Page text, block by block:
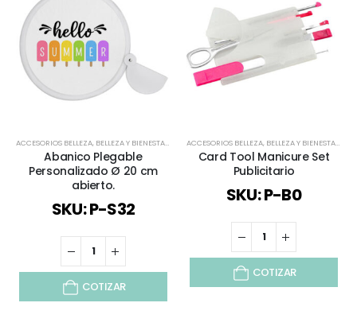
ACCESORIOS BELLEZA, BELLEZA Y BIENESTAR BELLEZA Y SALUD, BIENESTAR Y SALUD,DEPORTES /
Abanico Plegable
Personalizado Ø 20 cm
abierto.
SKU: P-S32
COTIZAR
ACCESORIOS BELLEZA, BELLEZA Y BIENESTAR
Card Tool Manicure Set
Publicitario
SKU: P-B0
COTIZAR